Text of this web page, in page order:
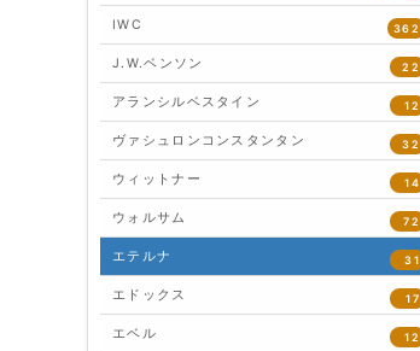
IWC 362
J.W.ベンソン 22
アランシルベスタイン 12
ヴァシュロンコンスタンタン 32
ウィットナー 14
ウォルサム 72
エテルナ 31
エドックス 17
エベル 12